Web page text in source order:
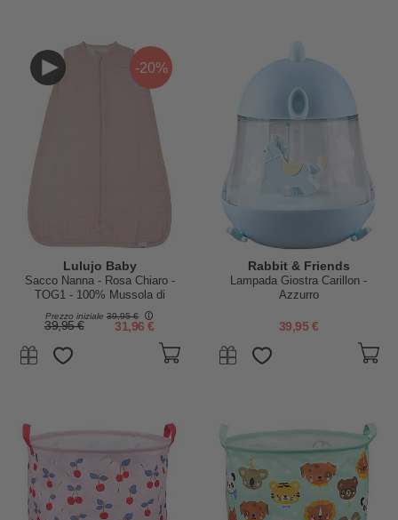
-20%
Lulujo Baby
Sacco Nanna - Rosa Chiaro -
TOG1 - 100% Mussola di
Prezzo iniziale 39,95 €
39,95 € 31,96 €
Rabbit & Friends
Lampada Giostra Carillon -
Azzurro
39,95 €